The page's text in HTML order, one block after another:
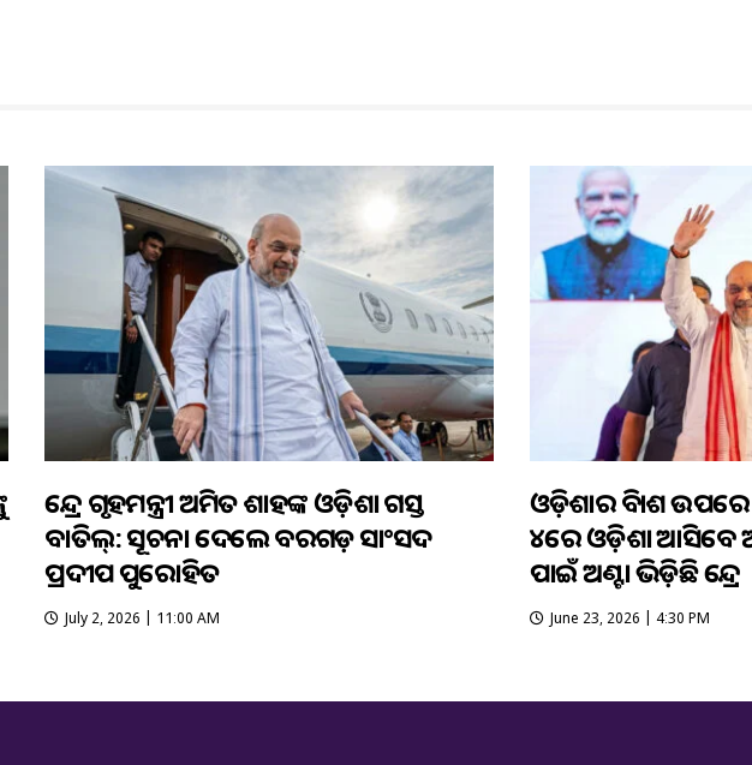
କେନ୍ଦ୍ର ଗୃହମନ୍ତ୍ରୀ ଅମିତ ଶାହଙ୍କ ଓଡ଼ିଶା ଗସ୍ତ
ବାତିଲ୍: ସୂଚନା ଦେଲେ ବରଗଡ଼ ସାଂସଦ
ପ୍ରଦୀପ ପୁରୋହିତ
July 2, 2026 | 11:00 AM
ଓଡ଼ିଶାର ବିକାଶ ଉପରେ
୪ରେ ଓଡ଼ିଶା ଆସିବେ
ପାଇଁ ଅଣ୍ଟା ଭିଡ଼ିଛି କେନ୍ଦ୍ର
June 23, 2026 | 4:30 PM